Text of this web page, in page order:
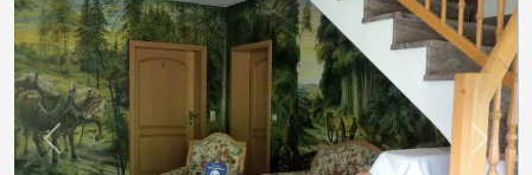
Previous Next